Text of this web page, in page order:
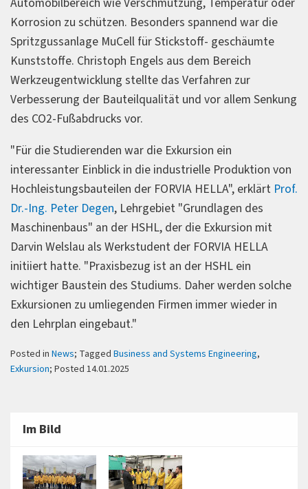
Korrosion zu schützen. Besonders spannend war die
Spritzgussanlage MuCell für Stickstoff- geschäumte
Kunststoffe. Christoph Engels aus dem Bereich
Werkzeugentwicklung stellte das Verfahren zur
Verbesserung der Bauteilqualität und vor allem Senkung
des CO2-Fußabdrucks vor.
"Für die Studierenden war die Exkursion ein
interessanter Einblick in die industrielle Produktion von
Hochleistungsbauteilen der FORVIA HELLA", erklärt Prof.
Dr.-Ing. Peter Degen, Lehrgebiet "Grundlagen des
Maschinenbaus" an der HSHL, der die Exkursion mit
Darvin Welslau als Werkstudent der FORVIA HELLA
initiiert hatte. "Praxisbezug ist an der HSHL ein
wichtiger Baustein des Studiums. Daher werden solche
Exkursionen zu umliegenden Firmen immer wieder in
den Lehrplan eingebaut."
Posted in News; Tagged Business and Systems Engineering,
Exkursion; Posted 14.01.2025
Im Bild